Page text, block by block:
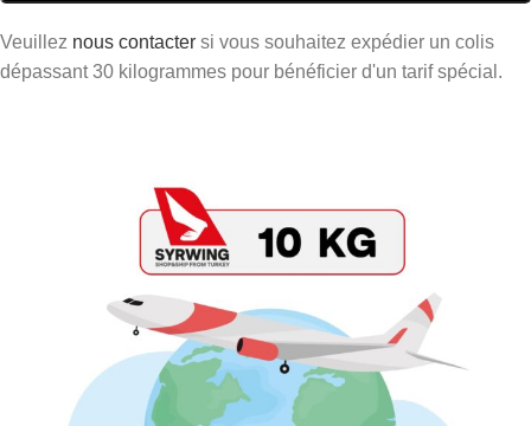
Veuillez nous contacter si vous souhaitez expédier un colis
dépassant 30 kilogrammes pour bénéficier d'un tarif spécial.